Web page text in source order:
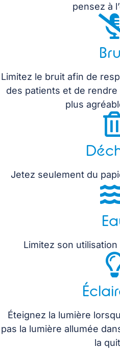
pensez à
Limitez le bruit afin de
des patients et de
plus
Jetez seulement du
Limitez son
Éteignez la lumière
pas la lumière allumée
la